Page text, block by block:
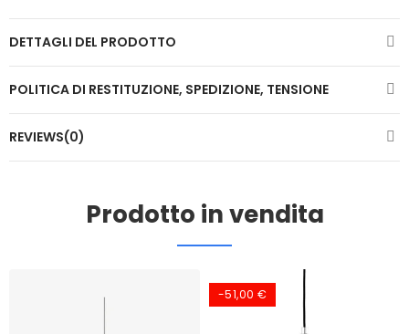
DETTAGLI DEL PRODOTTO
POLITICA DI RESTITUZIONE, SPEDIZIONE, TENSIONE
REVIEWS(0)
Prodotto in vendita
-51,00 €